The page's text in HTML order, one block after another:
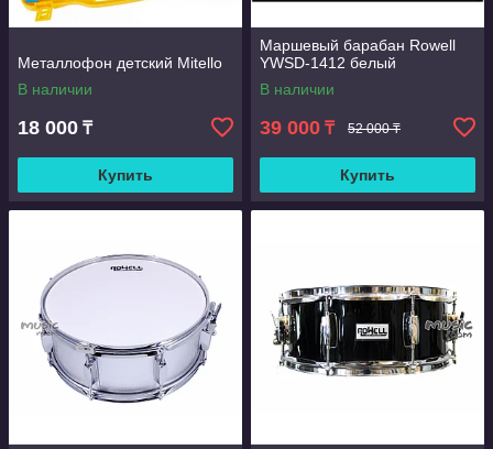
Металлофон детский Mitello
В наличии
18 000 ₸
Купить
Маршевый барабан Rowell
YWSD-1412 белый
В наличии
39 000 ₸ 52 000 ₸
Купить